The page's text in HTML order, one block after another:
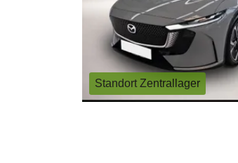
Standort Zentrallager